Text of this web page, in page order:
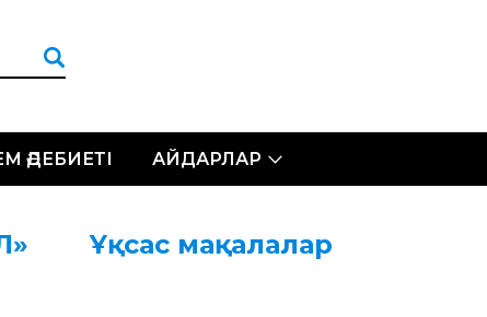
ӘДЕБИЕТІ АЙДАРЛАР
Ұқсас мақалалар